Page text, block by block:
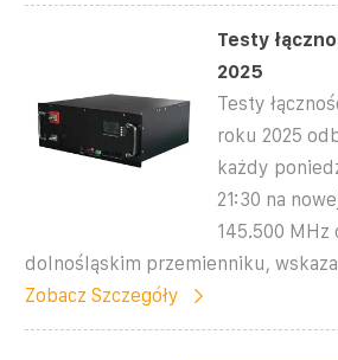
Testy
2025
Testy
roku 2025
każdy
21:30 na
145.500 MHz
dolnośląskim przemienniku,
Zobacz Szczegóły